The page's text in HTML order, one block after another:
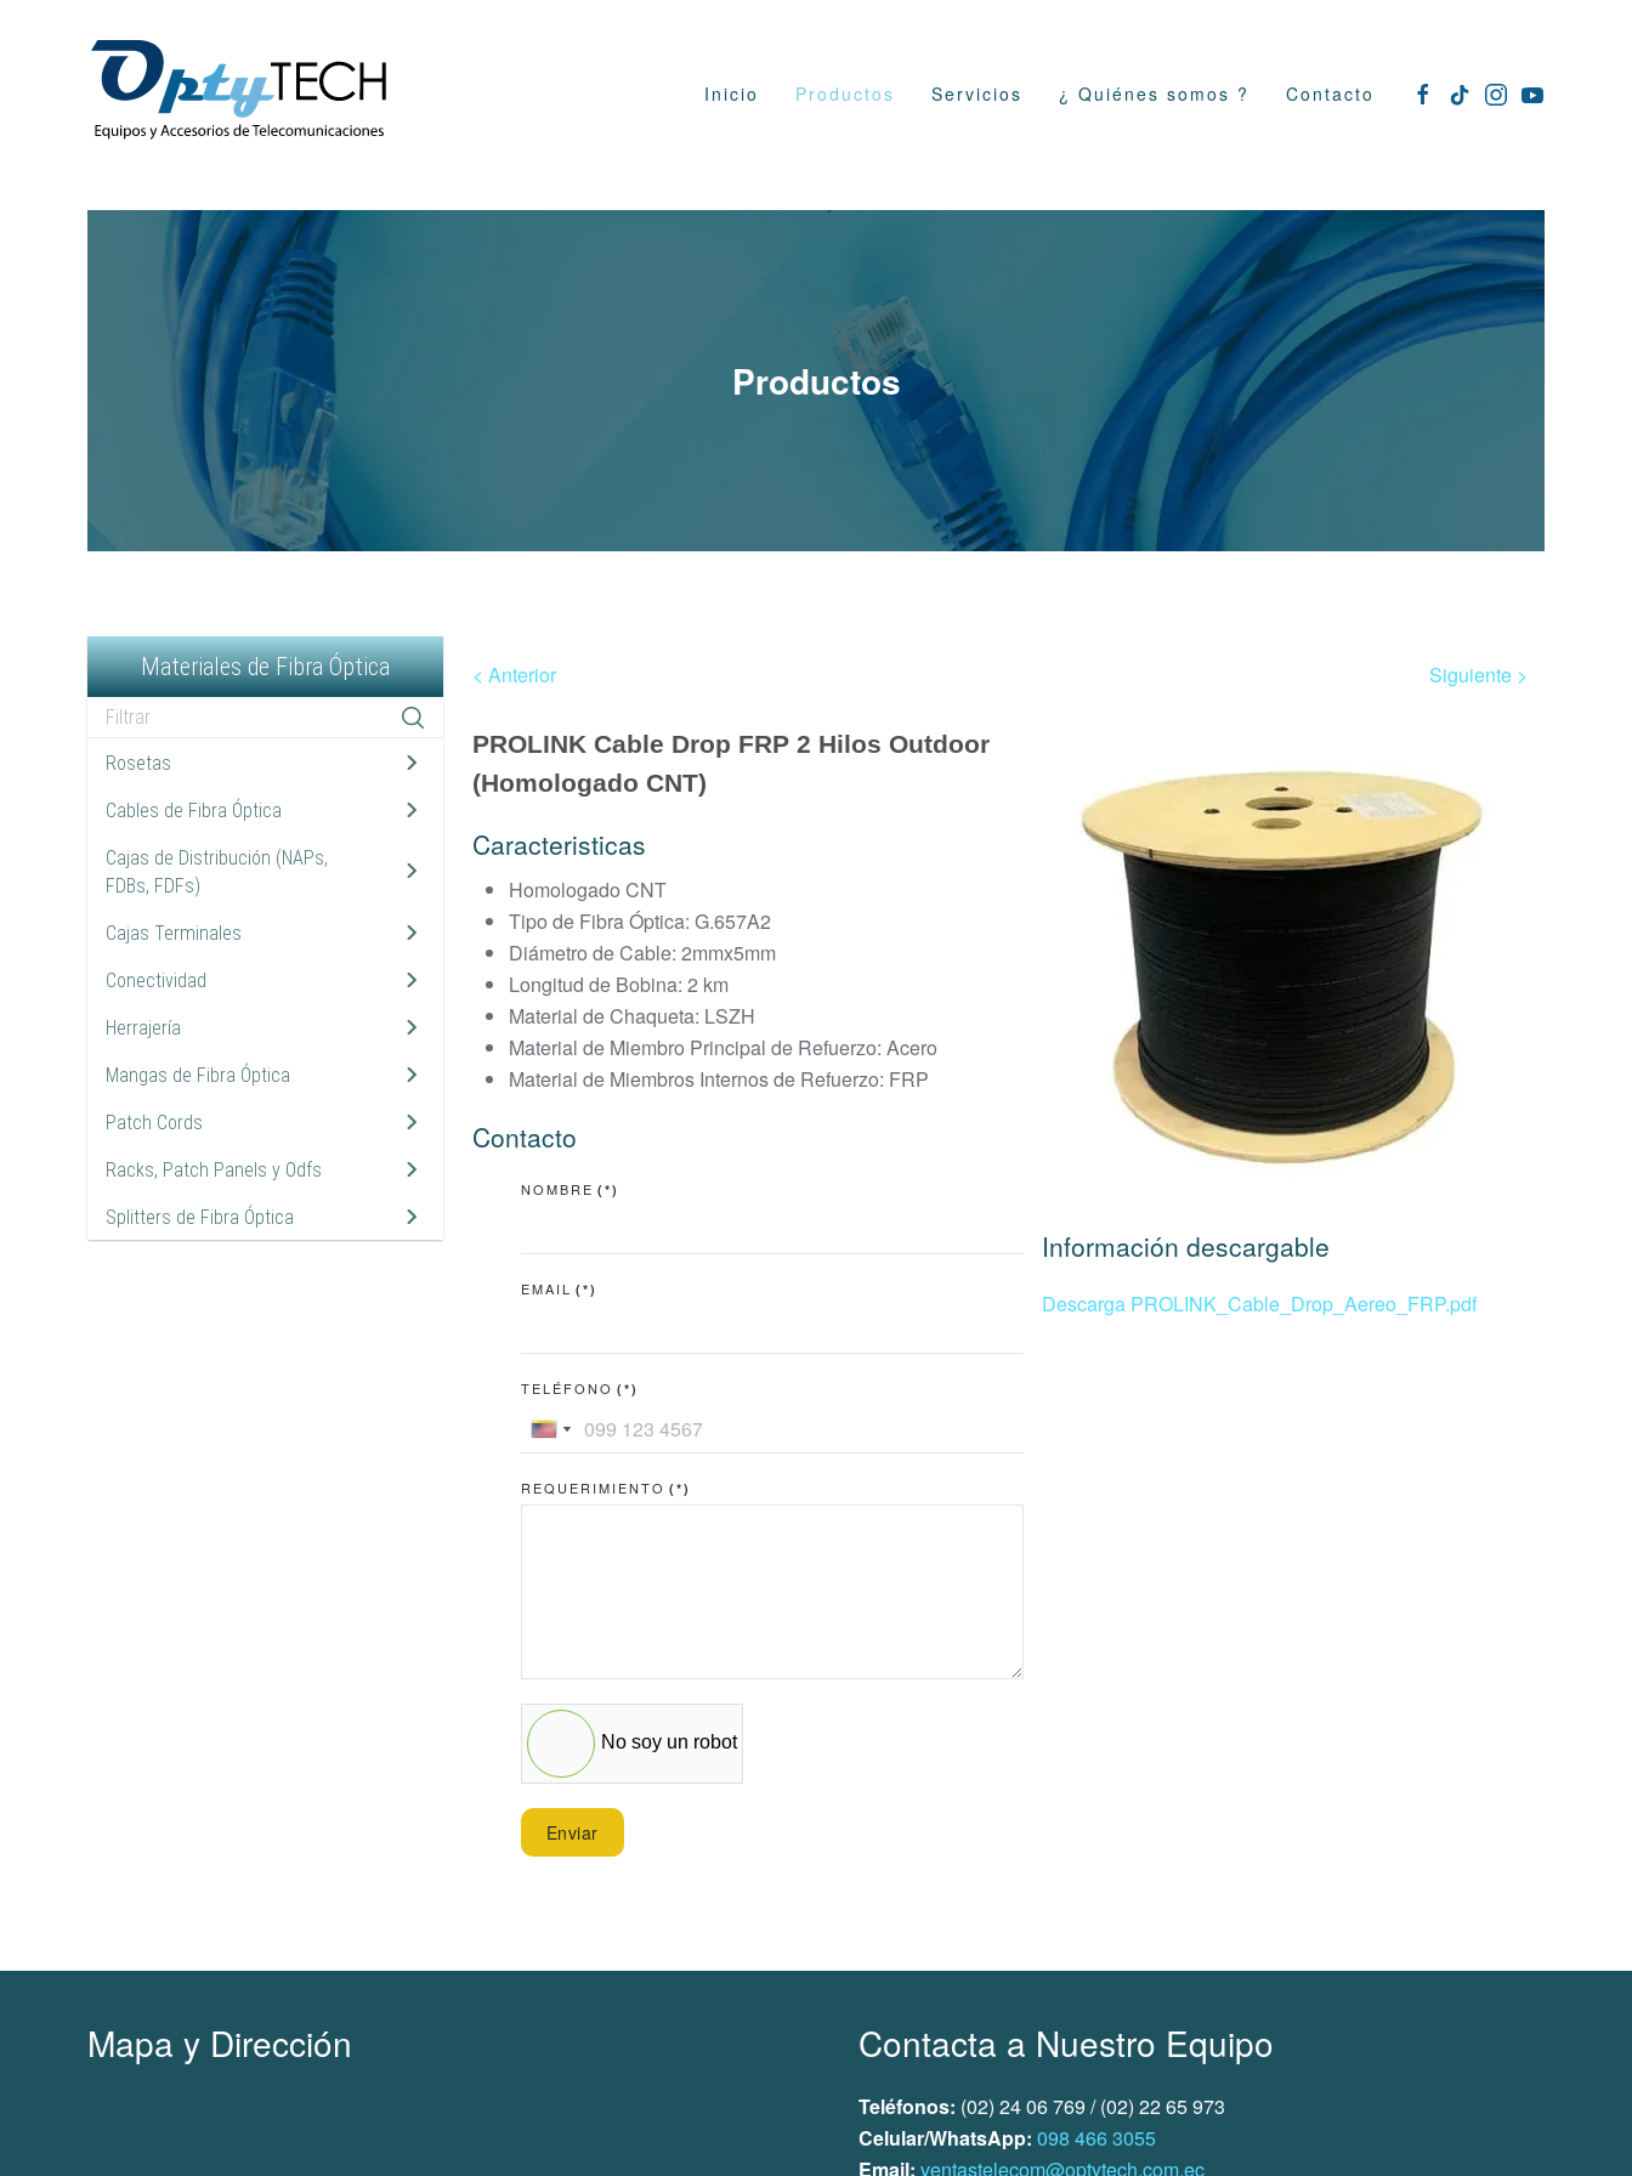
Inicio Productos Servicios ¿ Quiénes somos ? Contacto
Productos
< Anterior Siguiente >
Información descargable
Descarga PROLINK_Cable_Drop_Aereo_FRP.pdf
PROLINK Cable Drop FRP 2 Hilos Outdoor
(Homologado CNT)
Caracteristicas
Homologado CNT
Tipo de Fibra Óptica: G.657A2
Diámetro de Cable: 2mmx5mm
Longitud de Bobina: 2 km
Material de Chaqueta: LSZH
Material de Miembro Principal de Refuerzo: Acero
Material de Miembros Internos de Refuerzo: FRP
Contacto
NOMBRE (*)
EMAIL (*)
TELÉFONO (*)
Ecuador
United
+1
REQUERIMIENTO (*)
No soy un robot
Enviar
Materiales de Fibra Óptica
Rosetas
Cables de Fibra Óptica
Cajas de Distribución (NAPs,
FDBs, FDFs)
Cajas Terminales
Conectividad
Herrajería
Mangas de Fibra Óptica
Patch Cords
Racks, Patch Panels y Odfs
Splitters de Fibra Óptica
Mapa y Dirección Contacta a Nuestro Equipo
Teléfonos: (02) 24 06 769 / (02) 22 65 973
Celular/WhatsApp: 098 466 3055
Email: ventastelecom@optytech.com.ec